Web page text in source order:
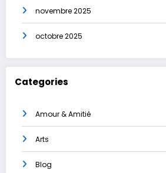
novembre 2025
octobre 2025
Categories
Amour & Amitié
Arts
Blog